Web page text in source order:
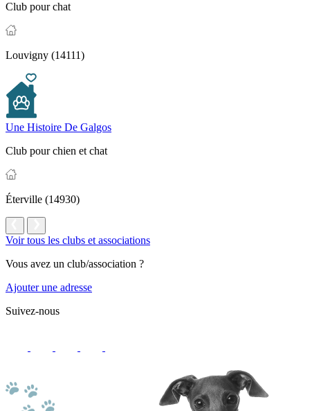
Club pour chat
Louvigny (14111)
Une Histoire De Galgos
Club pour chien et chat
Éterville (14930)
Voir tous les clubs et associations
Vous avez un club/association ?
Ajouter une adresse
Suivez-nous